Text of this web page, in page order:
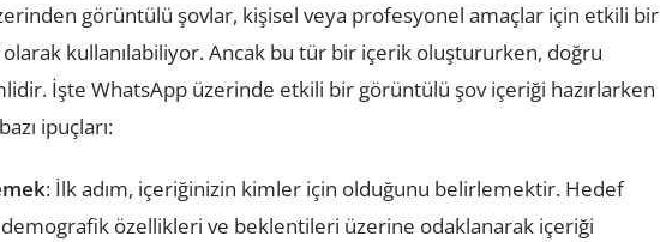
görüntülü şovlar, kişisel veya profesyonel amaçlar için etkili bir
kullanılabiliyor. Ancak bu tür bir içerik oluştururken, doğru
İşte WhatsApp üzerinde etkili bir görüntülü şov içeriği hazırlarken
ipuçları:
: İlk adım, içeriğinizin kimler için olduğunu belirlemektir. Hedef
demografik özellikleri ve beklentileri üzerine odaklanarak içeriği